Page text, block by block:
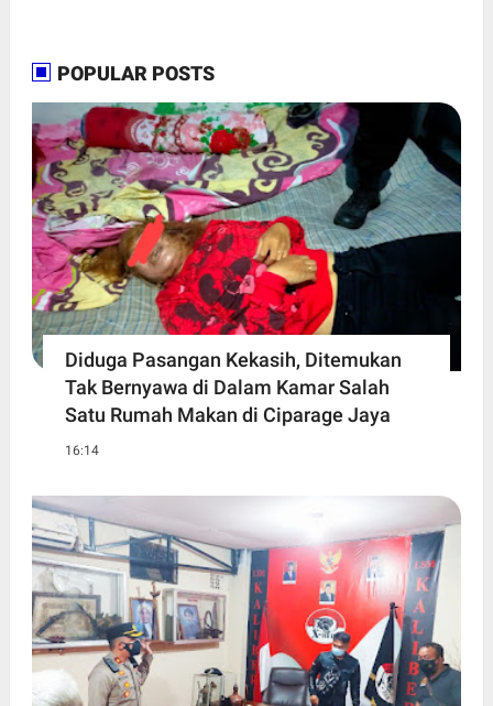
POPULAR POSTS
Diduga Pasangan Kekasih, Ditemukan
Tak Bernyawa di Dalam Kamar Salah
Satu Rumah Makan di Ciparage Jaya
16:14